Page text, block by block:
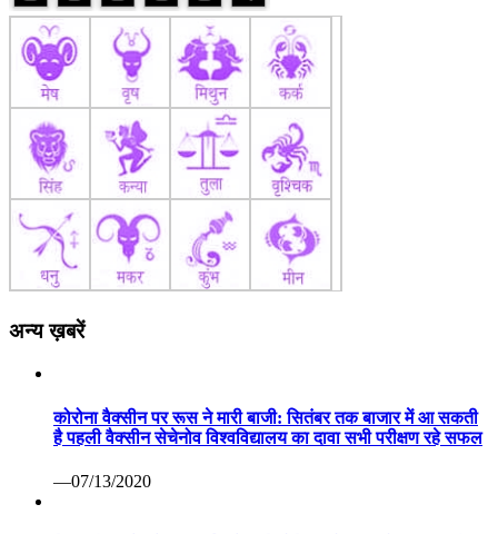
अन्य ख़बरें
कोरोना वैक्सीन पर रूस ने मारी बाजी: सितंबर तक बाजार में आ सकती
है पहली वैक्सीन सेचेनोव विश्वविद्यालय का दावा सभी परीक्षण रहे सफल
—07/13/2020